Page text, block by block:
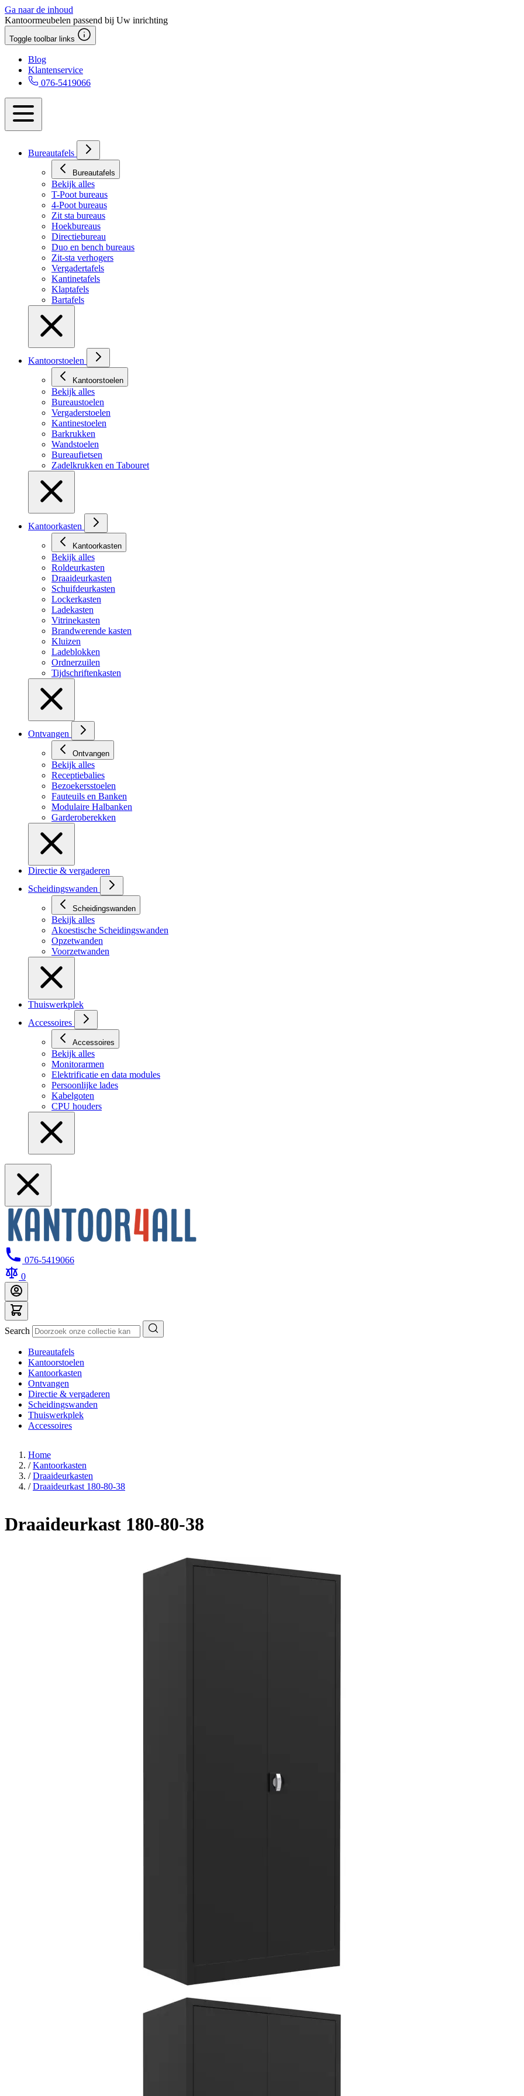
Ga naar de inhoud
Kantoormeubelen passend bij Uw inrichting
Toggle toolbar links
Blog
Klantenservice
076-5419066
Bureautafels
Bureautafels
Bekijk alles
T-Poot bureaus
4-Poot bureaus
Zit sta bureaus
Hoekbureaus
Directiebureau
Duo en bench bureaus
Zit-sta verhogers
Vergadertafels
Kantinetafels
Klaptafels
Bartafels
Kantoorstoelen
Kantoorstoelen
Bekijk alles
Bureaustoelen
Vergaderstoelen
Kantinestoelen
Barkrukken
Wandstoelen
Bureaufietsen
Zadelkrukken en Tabouret
Kantoorkasten
Kantoorkasten
Bekijk alles
Roldeurkasten
Draaideurkasten
Schuifdeurkasten
Lockerkasten
Ladekasten
Vitrinekasten
Brandwerende kasten
Kluizen
Ladeblokken
Ordnerzuilen
Tijdschriftenkasten
Ontvangen
Ontvangen
Bekijk alles
Receptiebalies
Bezoekersstoelen
Fauteuils en Banken
Modulaire Halbanken
Garderoberekken
Directie & vergaderen
Scheidingswanden
Scheidingswanden
Bekijk alles
Akoestische Scheidingswanden
Opzetwanden
Voorzetwanden
Thuiswerkplek
Accessoires
Accessoires
Bekijk alles
Monitorarmen
Elektrificatie en data modules
Persoonlijke lades
Kabelgoten
CPU houders
076-5419066
0
Search
Bureautafels
Kantoorstoelen
Kantoorkasten
Ontvangen
Directie & vergaderen
Scheidingswanden
Thuiswerkplek
Accessoires
Home
/ Kantoorkasten
/ Draaideurkasten
/ Draaideurkast 180-80-38
Draaideurkast 180-80-38